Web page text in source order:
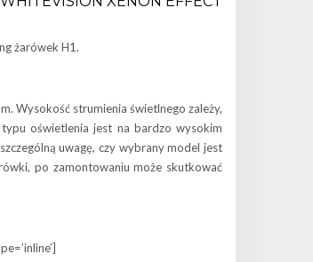
żarówek H1.
Wysokość strumienia świetlnego zależy,
oświetlenia jest na bardzo wysokim
uwagę, czy wybrany model jest
po zamontowaniu może skutkować